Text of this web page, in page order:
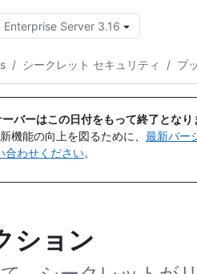
Enterprise Server 3.16
/ シークレット セキュリティ / プ
バーはこの日付をもって終了となり
機能の向上を図るために、 最新バー
合わせください。
ション